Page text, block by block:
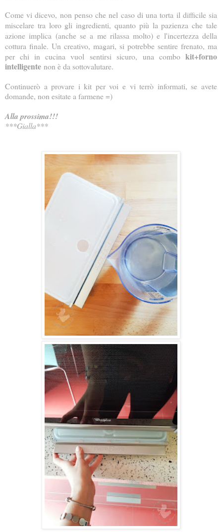
Come vi dicevo, non penso che nel caso di una torta il difficile sia
miscelare tra loro gli ingredienti, quanto più la pazienza che tale
azione implica (anche se a me rilassa molto) e l'incertezza della
cottura finale. Un creativo, magari, si potrebbe sentire frenato, ma
per chi in cucina vuol sentirsi sicuro, una combokit+forno
intelligente non è da sottovalutare.
Continuerò a provare i kit per voi e vi terrò informati, se avete
domande, non esitate a farmene =)
Alla prossima!!!
***Gialla***